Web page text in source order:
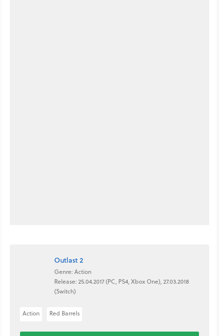
Outlast 2
Genre: Action
Release: 25.04.2017 (PC, PS4, Xbox One), 27.03.2018
(Switch)
Action Red Barrels